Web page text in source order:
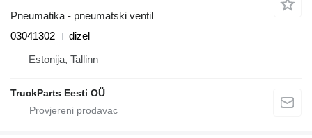
Pneumatika - pneumatski ventil
03041302
dizel
Estonija, Tallinn
TruckParts Eesti OÜ